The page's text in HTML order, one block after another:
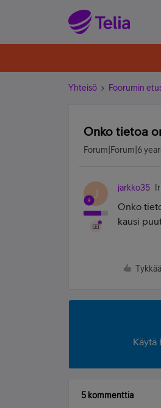
Yhteisö Foorumin
Onko tietoa
Forum|Forum|6
J jarkko35
Onko
kausi
Tykkää
Käytä
5 kommenttia